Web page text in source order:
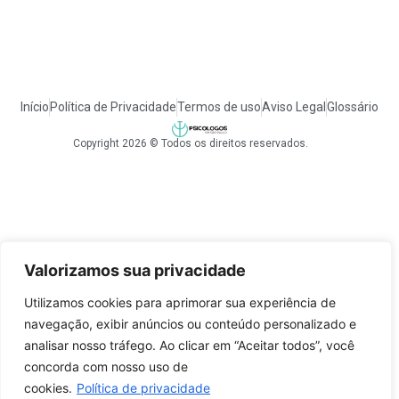
Valorizamos sua privacidade
Utilizamos cookies para aprimorar sua experiência de
navegação, exibir anúncios ou conteúdo personalizado e
analisar nosso tráfego. Ao clicar em “Aceitar todos”, você
concorda com nosso uso de
cookies. Política de privacidade
Início Política de PrivacidadeTermos de usoAviso Legal Glossário
Copyright 2026 © Todos os direitos reservados.